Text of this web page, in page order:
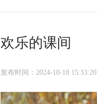
欢乐的课间
发布时间：2024-10-18 15:33:20